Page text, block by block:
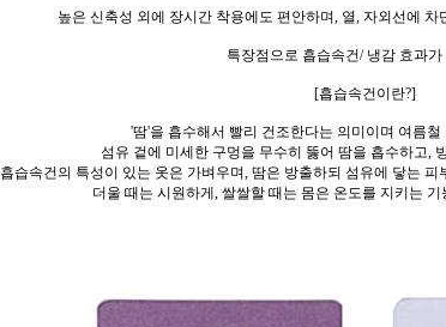
높은 신축성 외에 장시간 착용에도 편안하며, 열, 자외선에
특장점으로 흡습속건/ 냉감 효과가
[흡습속건이란?]
'땀'을 흡수해서 빨리 건조한다는 의미이며 여름
섬유 겉에 미세한 구멍을 무수히 뚫어 땀을 흡수하고,
흡습속건의 특성이 있는 옷은 가벼우며, 땀은 방출하되 섬유에 닿는
더울 때는 시원하게, 쌀쌀할 때는 몸은 온도를 지키는